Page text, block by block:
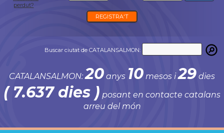
perdut?
REGISTRA'T
Buscar ciutat de CATALANSALMON:
CATALANSALMON:20 anys 10 mesos i29 dies
( 7.637 dies ) posant en contacte catalans
arreu del món